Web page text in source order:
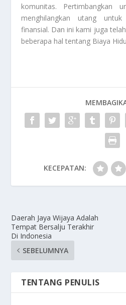
komunitas. Pertimbangkan
menghilangkan utang
finansial. Dan ini kami juga
beberapa hal tentang Biaya
KECEPATAN:
Daerah Jaya Wijaya Adalah
Tempat Bersalju Terakhir
Di Indonesia
SEBELUMNYA
TENTANG PENULIS